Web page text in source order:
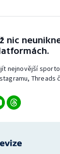
nic
nejnovější
Threads